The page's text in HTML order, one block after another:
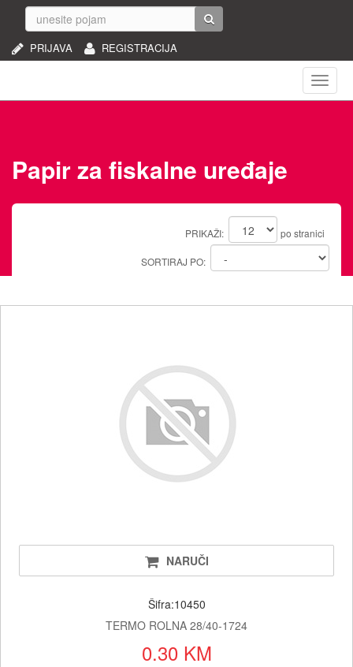
REGISTRACIJA
PRIJAVA
Papir za fiskalne uređaje
PRIKAŽI: po stranici
SORTIRAJ PO:
NARUČI
Šifra:10450
TERMO ROLNA 28/40-1724
0.30 KM